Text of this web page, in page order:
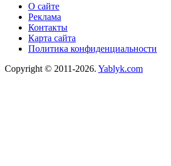
О сайте
Реклама
Контакты
Карта сайта
Политика конфиденциальности
Copyright © 2011-2026. Yablyk.сom